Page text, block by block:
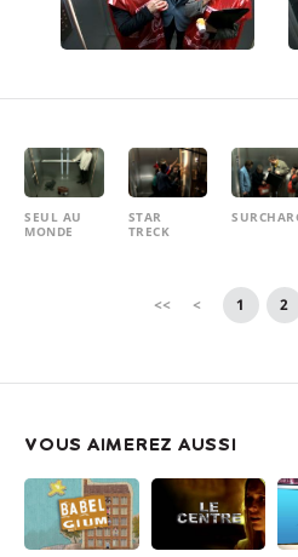
SEUL AU
MONDE
STAR
TRECK
<< < 1 2
VOUS AIMEREZ AUSSI